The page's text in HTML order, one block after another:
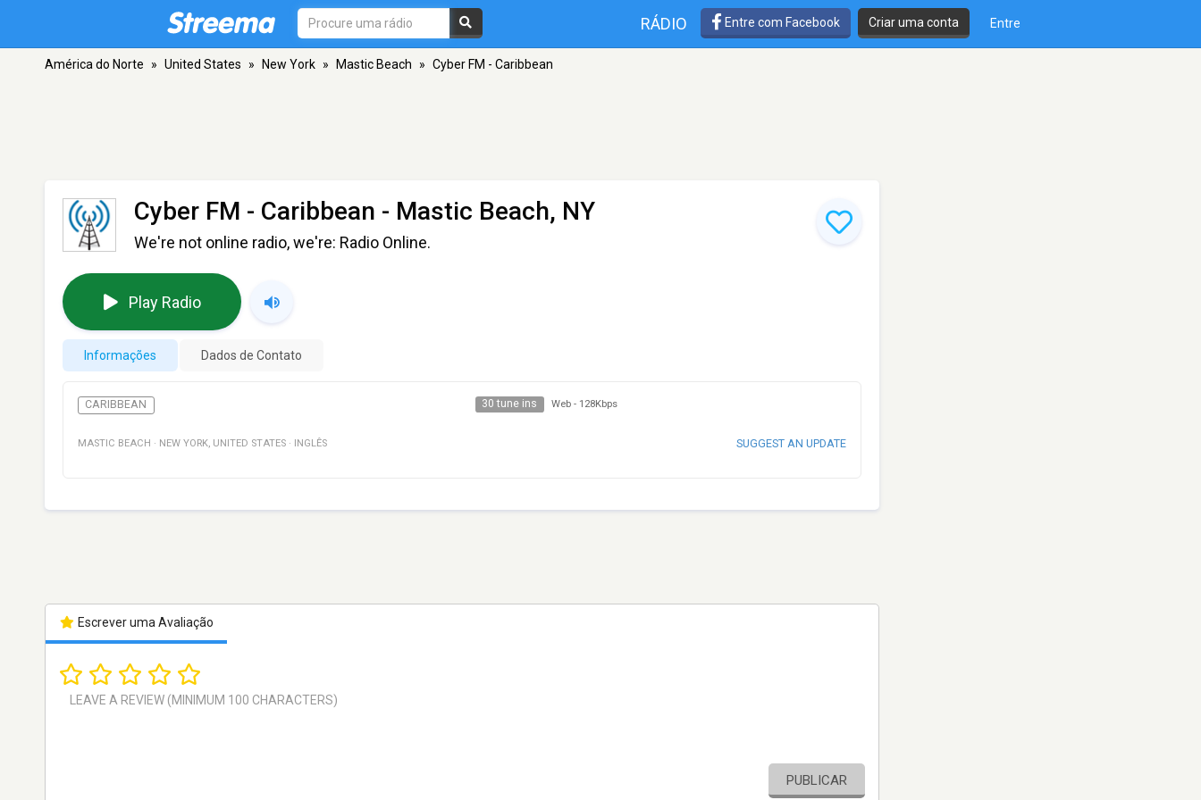
RÁDIO Entre com Facebook Criar uma conta Entre
América do Norte » United States » New York » Mastic Beach » Cyber FM - Caribbean
Cyber FM - Caribbean - Mastic Beach, NY
We're not online radio, we're: Radio Online.
Play Radio
Informações Dados de Contato
CARIBBEAN 30 tune ins Web - 128Kbps
MASTIC BEACH · NEW YORK, UNITED STATES · INGLÊS SUGGEST AN UPDATE
Escrever uma Avaliação
PUBLICAR